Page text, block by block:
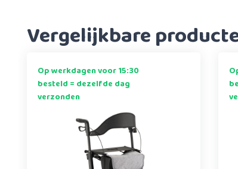
Vergelijkbare
Op werkdagen voor 15:30
besteld = dezelfde dag
verzonden